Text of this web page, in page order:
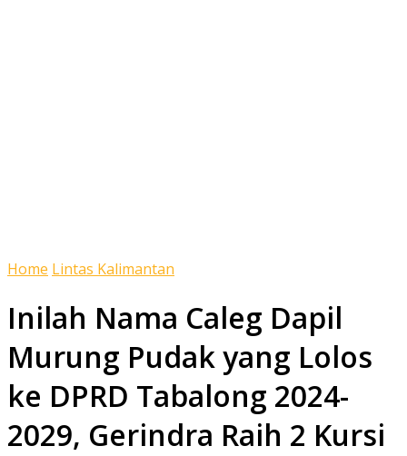
Home Lintas Kalimantan
Inilah Nama Caleg Dapil
Murung Pudak yang Lolos
ke DPRD Tabalong 2024-
2029, Gerindra Raih 2 Kursi